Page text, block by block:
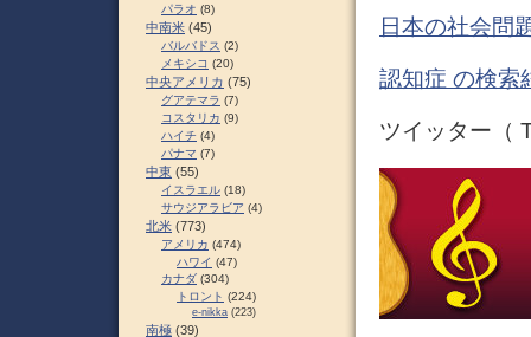
日本の社会問
認知症 の検索
ツイッター（
パラオ (8)
中南米 (45)
バルバドス (2)
メキシコ (20)
中央アメリカ (75)
グアテマラ (7)
コスタリカ (9)
ハイチ (4)
パナマ (7)
中東 (55)
イスラエル (18)
サウジアラビア (4)
北米 (773)
アメリカ (474)
ハワイ (47)
カナダ (304)
トロント (224)
e-nikka (223)
南極 (39)